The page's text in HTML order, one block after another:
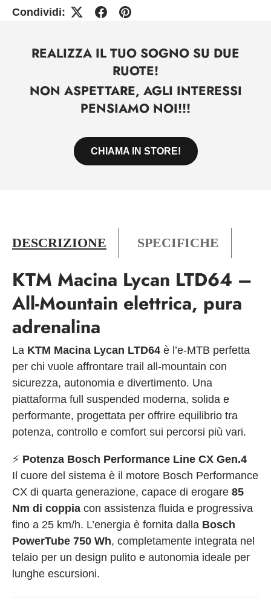
Condividi:
REALIZZA IL TUO SOGNO SU DUE
RUOTE!
NON ASPETTARE, AGLI INTERESSI
PENSIAMO NOI!!!
CHIAMA IN STORE!
DESCRIZIONE SPECIFICHE
KTM Macina Lycan LTD64 –
All-Mountain elettrica, pura
adrenalina
La KTM Macina Lycan LTD64 è l’e-MTB perfetta
per chi vuole affrontare trail all-mountain con
sicurezza, autonomia e divertimento. Una
piattaforma full suspended moderna, solida e
performante, progettata per offrire equilibrio tra
potenza, controllo e comfort sui percorsi più vari.
⚡ Potenza Bosch Performance Line CX Gen.4
Il cuore del sistema è il motore Bosch Performance
CX di quarta generazione, capace di erogare 85
Nm di coppia con assistenza fluida e progressiva
fino a 25 km/h. L’energia è fornita dalla Bosch
PowerTube 750 Wh, completamente integrata nel
telaio per un design pulito e autonomia ideale per
lunghe escursioni.